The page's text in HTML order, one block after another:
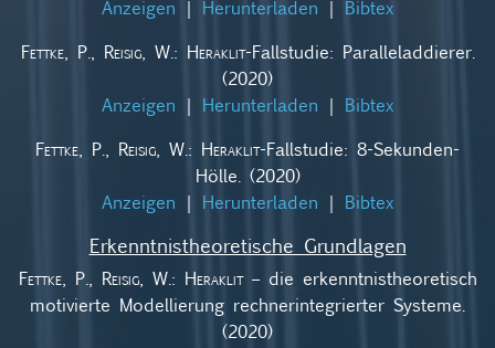
Anzeigen | Herunterladen | Bibtex
Fettke, P., Reisig, W.: Heraklit-Fallstudie: Paralleladdierer.
(2020)
Anzeigen | Herunterladen | Bibtex
Fettke, P., Reisig, W.: Heraklit-Fallstudie: 8-Sekunden-
Hölle. (2020)
Anzeigen | Herunterladen | Bibtex
Erkenntnistheoretische Grundlagen
Fettke, P., Reisig, W.: Heraklit– die erkenntnistheoretisch
motivierte Modellierung rechnerintegrierter Systeme.
(2020)